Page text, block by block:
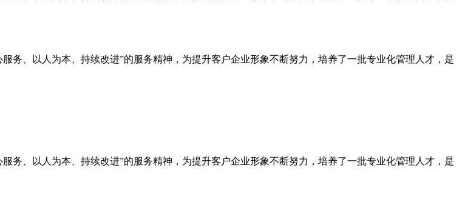
务、以人为本、持续改进”的服务精神，为提升客户企业形象不断努力，培养了一批专业化管理人才，是
务、以人为本、持续改进”的服务精神，为提升客户企业形象不断努力，培养了一批专业化管理人才，是